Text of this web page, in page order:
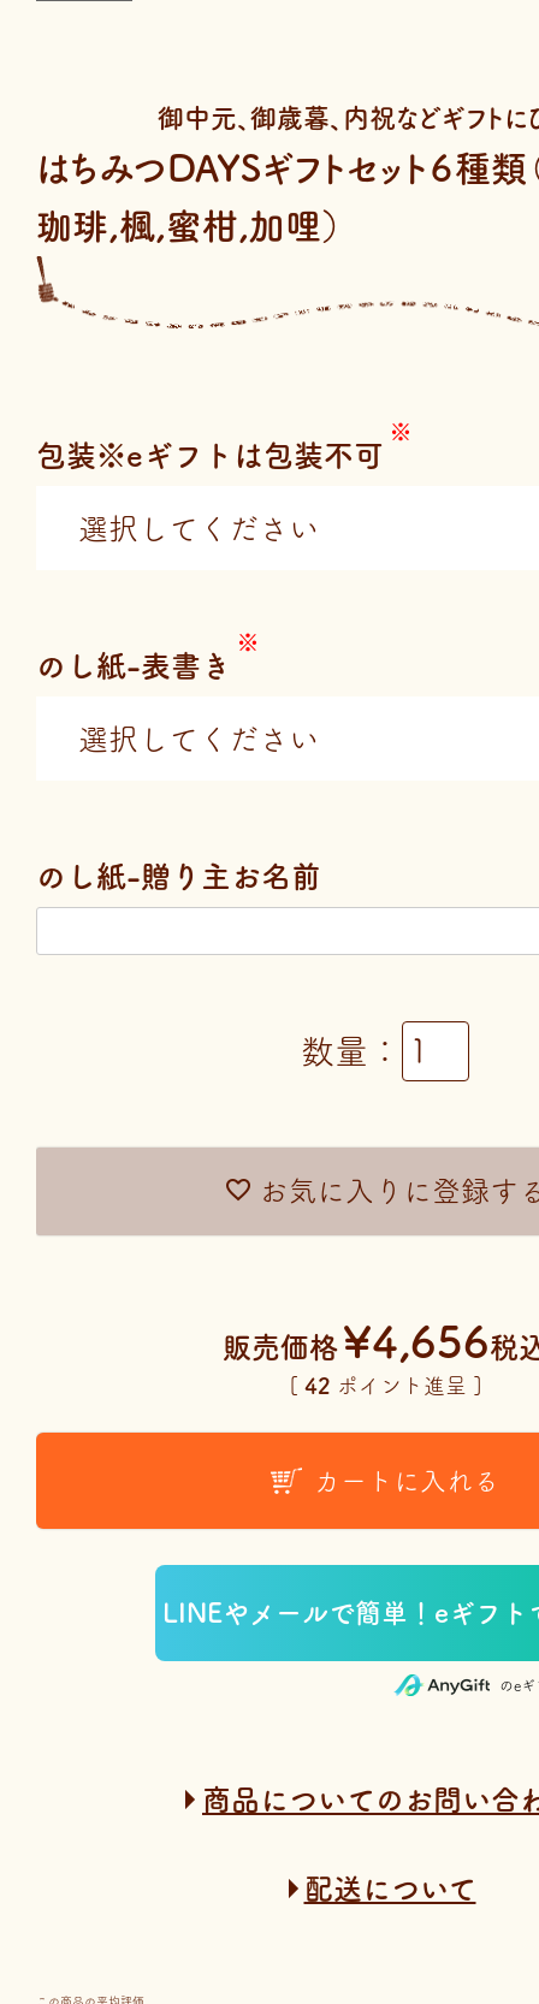
御中元、御歳暮、内祝などギフトに
はちみつDAYSギフトセット６種
珈琲,楓,蜜柑,加哩）
お気に入りに登録す
カートに入れる
包装※eギフトは包装不可
のし紙-表書き
のし紙-贈り主お名前
販売価格 ¥4,656税
[ 42 ポイント進呈 ]
のe
商品についてのお問い合
配送について